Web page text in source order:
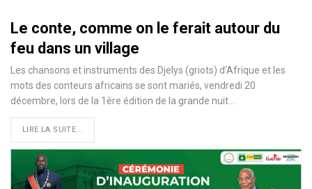
Le conte, comme on le ferait autour du
feu dans un village
Les chansons et instruments des Djelys (griots) d’Afrique et les
mots des conteurs africains se sont mariés, vendredi 20
décembre, lors de la 1ère édition de la grande nuit…
LIRE LA SUITE...